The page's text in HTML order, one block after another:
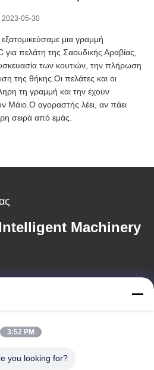
2023-05-30
μια γραμμή
για πελάτη της Σαουδικής Αραβίας,
των κουτιών, την πλήρωση
της θήκης.Οι πελάτες και οι
τη γραμμή και την έχουν
Μάιο.Ο αγοραστής λέει, αν πάει
σειρά από εμάς.
Machinery
3:52 PM
you looking for?